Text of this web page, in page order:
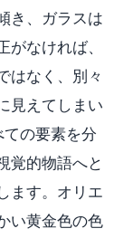
き、ガラスは
なければ、
はなく、別々
見えてしまい
の要素を分
覚的物語へと
ます。オリエ
い黄金色の色